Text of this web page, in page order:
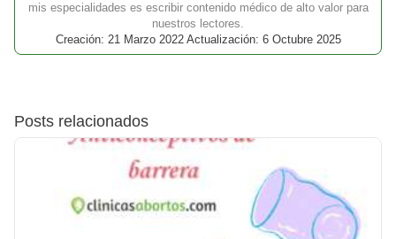
mis especialidades es escribir contenido médico de alto valor para
nuestros lectores.
Creación: 21 Marzo 2022 Actualización: 6 Octubre 2025
Posts relacionados